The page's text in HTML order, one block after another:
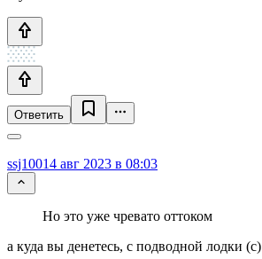
Ответить
ssj10014 авг 2023 в 08:03
Но это уже чревато оттоком
а куда вы денетесь, c подводной лодки (c)